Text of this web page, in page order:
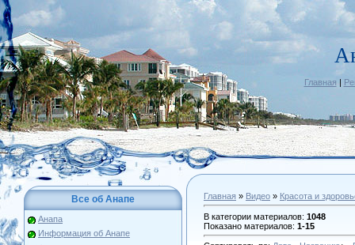
Главная |
Все об Анапе
Анапа
Информация об Анапе
Главная » Видео » Красота и
В категории материалов: 1048
Показано материалов: 1-15